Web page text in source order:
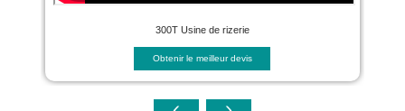
300T Usine de rizerie
Obtenir le meilleur devis